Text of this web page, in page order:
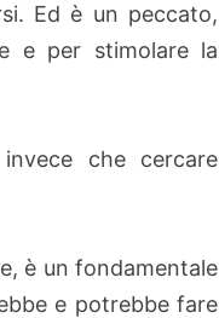
Ed è un peccato,
e per stimolare la
che cercare
è un fondamentale
e potrebbe fare